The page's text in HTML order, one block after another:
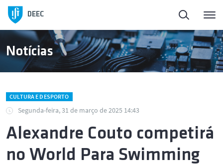
DEEC
ElectroDay
Candidaturas abertas
Sobre o DEEC
Notícias
CULTURA E DESPORTO
Segunda-feira, 31 de março de 2025 14:43
Alexandre Couto competirá
no World Para Swimming